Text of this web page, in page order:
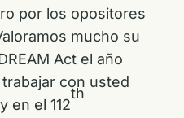
por los opositores
mucho su
Act el año
con usted
en el 112
th